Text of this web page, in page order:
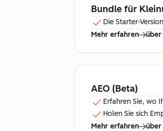
Bundle für
Die Starter-
Mehr erfahren
über
AEO (Beta)
Erfahren Sie, wo
Holen Sie sich
Mehr erfahren
über